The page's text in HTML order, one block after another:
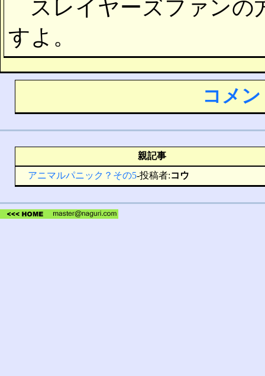
スレイヤーズファンの
すよ。
コメ
親記事
アニマルパニック？その5-投稿者:コウ